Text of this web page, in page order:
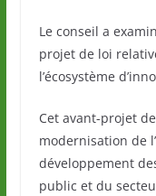
Le conseil a
projet de loi
l’écosystème
Cet avant-projet
modernisation de
développement
public et du